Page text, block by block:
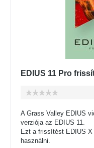
EDIUS 11 Pro
A Grass Valley EDIUS
verziója az EDIUS 11.
Ezt a frissítést EDIUS
használni.